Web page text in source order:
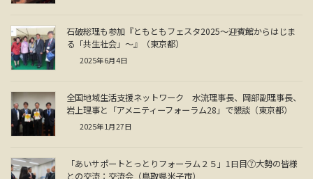
石破総理も参加『ともともフェスタ2025～迎賓館からはじま
る「共生社会」～』（東京都）
2025年6月4日
全国地域生活支援ネットワーク 水流理事長、岡部副理事長、
岩上理事と「アメニティーフォーラム28」で懇談（東京都）
2025年1月27日
「あいサポートとっとりフォーラム２５」1日目⑦大勢の皆様
との交流：交流会（鳥取県米子市）